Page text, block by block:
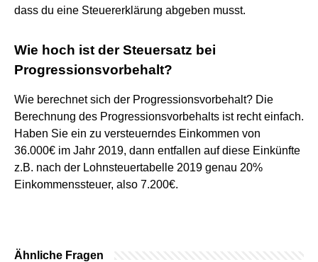
dass du eine Steuererklärung abgeben musst.
Wie hoch ist der Steuersatz bei
Progressionsvorbehalt?
Wie berechnet sich der Progressionsvorbehalt? Die
Berechnung des Progressionsvorbehalts ist recht einfach.
Haben Sie ein zu versteuerndes Einkommen von
36.000€ im Jahr 2019, dann entfallen auf diese Einkünfte
z.B. nach der Lohnsteuertabelle 2019 genau 20%
Einkommenssteuer, also 7.200€.
Ähnliche Fragen